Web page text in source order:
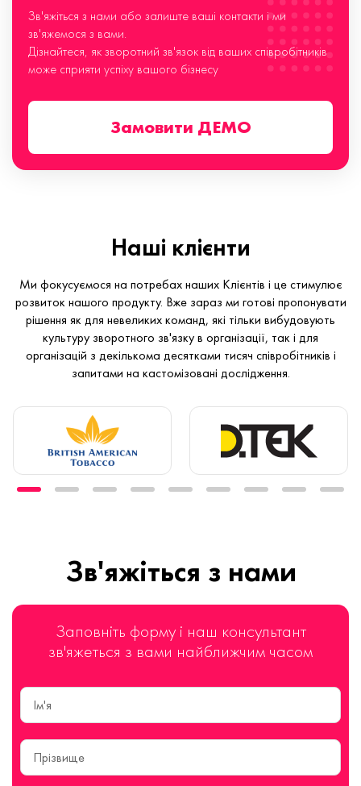
Зв'яжіться з нами або залиште ваші контакти і ми
зв'яжемося з вами.
Дізнайтеся, як зворотний зв'язок від ваших співробітників
може сприяти успіху вашого бізнесу
Замовити ДЕМО
Наші клієнти
Ми фокусуємося на потребах наших Клієнтів і це стимулює
розвиток нашого продукту. Вже зараз ми готові пропонувати
рішення як для невеликих команд, які тільки вибудовують
культуру зворотного зв'язку в організації, так і для
організацій з декількома десятками тисяч співробітників і
запитами на кастомізовані дослідження.
Зв'яжіться з нами
Заповніть форму і наш консультант
зв'яжеться з вами найближчим часом